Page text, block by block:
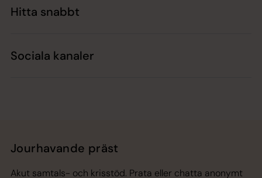
Hitta snabbt
Sociala kanaler
Jourhavande präst
Akut samtals- och krisstöd. Prata eller chatta anonymt